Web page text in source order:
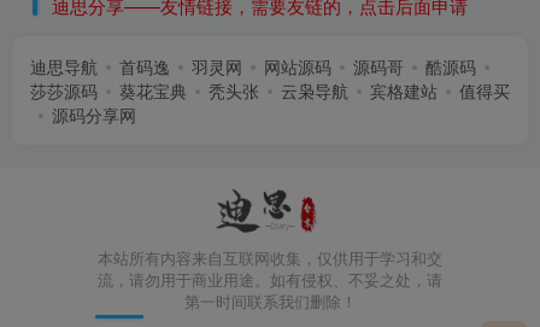
迪思分享——友情链接，需要友链的，点击后面申请
迪思导航 首码逸 羽灵网 网站源码 源码哥
酷源码
莎莎源码
葵花宝典 秃头张 云枭导航 宾格建站
值得买
源码分享网
本站所有内容来自互联网收集，仅供用于学习和交
流，请勿用于商业用途。如有侵权、不妥之处，请
第一时间联系我们删除！